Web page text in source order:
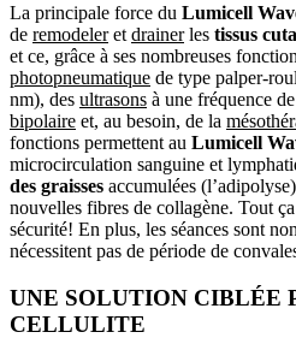
La principale force du Lumicell
de remodeleret drainerles tissus
et ce, grâce à ses nombreuses
photopneumatique de type palper-
nm), des ultrasons à une fréquence
bipolaire et, au besoin, de la
fonctions permettent au Lumicell
microcirculation sanguine et
des graisses accumulées
nouvelles fibres de collagène. Tout
sécurité! En plus, les séances sont
nécessitent pas de période de
UNE SOLUTION CIBLÉE
CELLULITE